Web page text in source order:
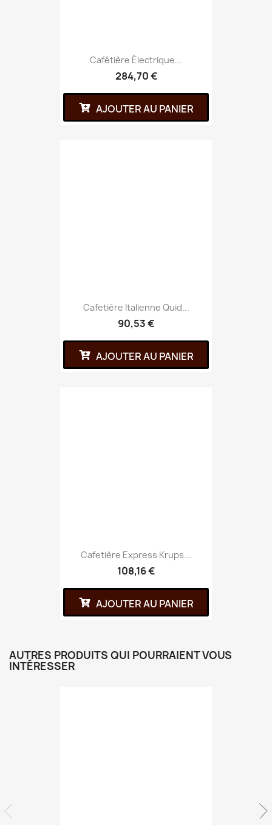
Cafétière Électrique...
284,70 €
AJOUTER AU PANIER
Cafetière Italienne Quid...
90,53 €
AJOUTER AU PANIER
Cafetière Express Krups...
108,16 €
AJOUTER AU PANIER
AUTRES PRODUITS QUI POURRAIENT VOUS
INTÉRESSER